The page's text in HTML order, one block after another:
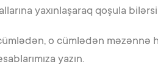
yaxınlaşaraq qoşula
o cümlədən məzənnə
yazın.